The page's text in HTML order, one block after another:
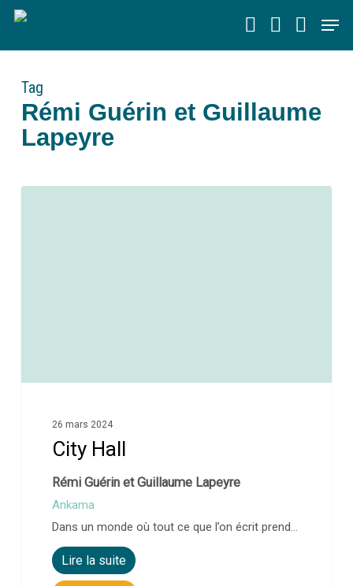
Skip
main
Tag
Rémi Guérin et Guillaume
Lapeyre
26 mars 2024
City Hall
Rémi Guérin et Guillaume Lapeyre
Ankama
Dans un monde où tout ce que l’on écrit prend…
Lire la suite